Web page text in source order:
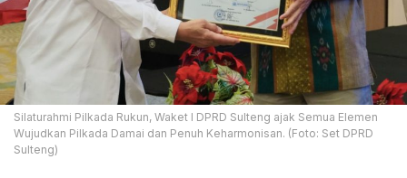
Silaturahmi Pilkada Rukun, Waket I DPRD Sulteng ajak Semua Elemen
Wujudkan Pilkada Damai dan Penuh Keharmonisan. (Foto: Set DPRD
Sulteng)